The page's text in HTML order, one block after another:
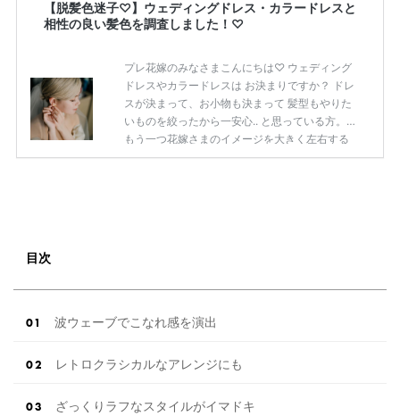
【脱髪色迷子♡】ウェディングドレス・カラードレスと
相性の良い髪色を調査しました！♡
プレ花嫁のみなさまこんにちは♡ ウェディング
ドレスやカラードレスは お決まりですか？ ドレ
スが決まって、お小物も決まって 髪型もやりた
いものを絞ったから一安心.. と思っている方。
もう一つ花嫁さまのイメージを大きく左右する
【髪色】を忘れていませんか!? 同じヘアスタイ
目次
波ウェーブでこなれ感を演出
レトロクラシカルなアレンジにも
ざっくりラフなスタイルがイマドキ